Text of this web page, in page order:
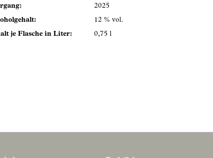
2025
12 % vol.
je Flasche in Liter: 0,75 l